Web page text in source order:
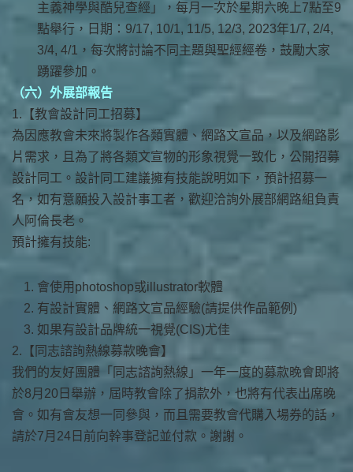
主義神學與酷兒查經」，每月一次於星期六晚上7點至9
點舉行，日期：9/17, 10/1, 11/5, 12/3, 2023年1/7, 2/4,
3/4, 4/1，每次將討論不同主題與聖經經卷，鼓勵大家
踴躍參加。
（六）外展部報告
1.【教會設計同工招募】
為因應教會未來將製作各類實體、網路文宣品，以及網路影
片需求，且為了將各類文宣物的形象視覺一致化，公開招募
設計同工。設計同工建議擁有技能說明如下，預計招募一
名，如有意願投入設計事工者，歡迎洽詢外展部網路組負責
人阿倫長老。
預計擁有技能:
會使用photoshop或illustrator軟體
有設計實體、網路文宣品經驗(請提供作品範例)
如果有設計品牌統一視覺(CIS)尤佳
2.【同志諮詢熱線募款晚會】
我們的友好團體「同志諮詢熱線」一年一度的募款晚會即將
於8月20日舉辦，屆時教會除了捐款外，也將有代表出席晚
會。如有會友想一同參與，而且需要教會代購入場券的話，
請於7月24日前向幹事登記並付款。謝謝。